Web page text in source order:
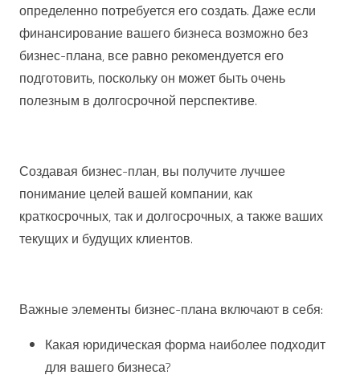
определенно потребуется его создать. Даже если
финансирование вашего бизнеса возможно без
бизнес-плана, все равно рекомендуется его
подготовить, поскольку он может быть очень
полезным в долгосрочной перспективе.
Создавая бизнес-план, вы получите лучшее
понимание целей вашей компании, как
краткосрочных, так и долгосрочных, а также ваших
текущих и будущих клиентов.
Важные элементы бизнес-плана включают в себя:
Какая юридическая форма наиболее подходит
для вашего бизнеса?